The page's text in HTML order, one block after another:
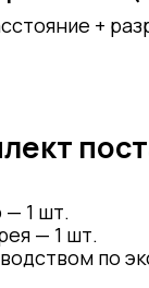
+
1 шт.
— 1 шт.
по